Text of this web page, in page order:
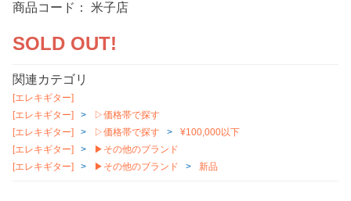
商品コード： 米子店
SOLD OUT!
関連カテゴリ
[エレキギター]
[エレキギター]
▷価格帯で探す
[エレキギター]
▷価格帯で探す
¥100,000以下
[エレキギター]
▶その他のブランド
[エレキギター]
▶その他のブランド 新品